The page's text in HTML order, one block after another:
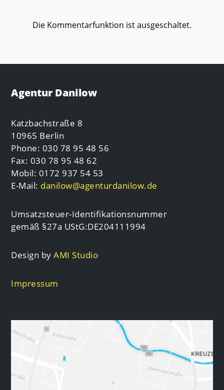
Die Kommentarfunktion ist ausgeschaltet.
Agentur Danilow
Katzbachstraße 8
10965 Berlin
Phone: 030 78 95 48 56
Fax: 030 78 95 48 62
Mobil: 0172 937 54 53
E-Mail: danilow@agenturdanilow.de
Umsatzsteuer-Identifikationsnummer
gemäß §27a UStG:DE204111994
Design byAMI Studio
Impressum